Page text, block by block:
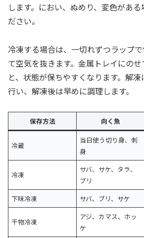
します。におい、ぬめり、変色があ
ださい。
冷凍する場合は、一切れずつラップ
て空気を抜きます。金属トレイにの
と、状態が保ちやすくなります。解
行い、解凍後は早めに調理します。
保存方法 向く魚
冷蔵
当日使う切り身、刺
身
冷凍
サバ、サケ、タラ、
ブリ
下味冷凍 サバ、ブリ、サケ
干物冷凍
アジ、カマス、ホッ
ケ